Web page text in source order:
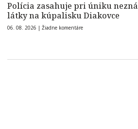
Polícia zasahuje pri úniku
látky na kúpalisku Diakovce
06. 08. 2026 | Žiadne komentáre